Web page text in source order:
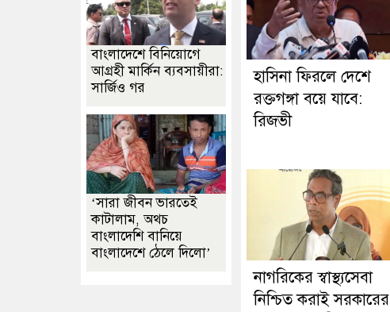
হাসিনা ফিরলে দেশে
রক্তগঙ্গা বয়ে যাবে:
রিজভী
নাগরিকের স্বাস্থ্যসেবা
নিশ্চিত করাই সরকারের
বাংলাদেশে বিনিয়োগে
আগ্রহী মার্কিন ব্যবসায়ীরা:
সার্জিও গর
‘সারা জীবন ভারতেই
কাটালাম, অথচ
বাংলাদেশি বানিয়ে
বাংলাদেশে ঠেলে দিলো’